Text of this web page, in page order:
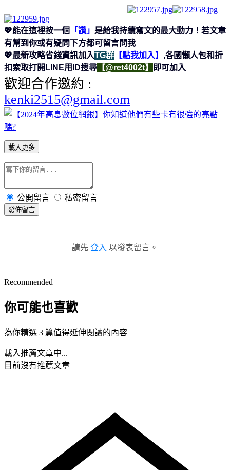
💖能在這裡按一個 「讚」 是給我持續寫文的最大動力！若文章
有幫到你或有疑問下方都可留言問我
💖最新攻略省錢資訊加入TG群 【點我加入】 ,各國懶人包和折
扣索取打開LINE用ID搜尋 【@ret4002t】 即可加入
歡迎合作邀約 :
kenki2515@gmail.com
載入更多
公開留言 私密留言
發佈留言
請先 登入 以發表留言。
Recommended
你可能也喜歡
為你精選 3 篇值得延伸閱讀的內容
載入推薦文章中...
目前沒有推薦文章